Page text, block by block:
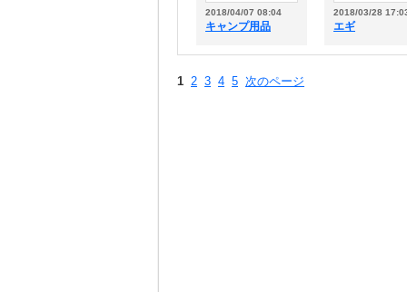
2018/04/07 08:04
キャンプ用品
2018/03/28
エギ
1 2 3 4 5 次のページ